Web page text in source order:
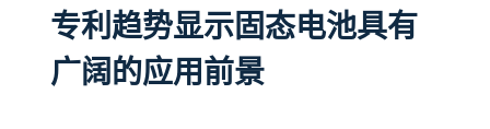
专利趋势显示固态电池具有
广阔的应用前景